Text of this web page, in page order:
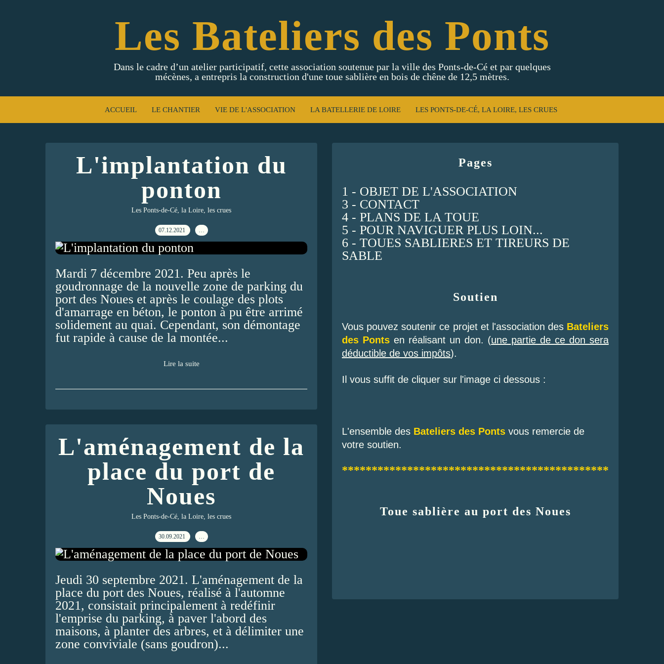
Les Bateliers des Ponts
Dans le cadre d’un atelier participatif, cette association soutenue par la ville des Ponts-de-Cé et par quelques
mécènes, a entrepris la construction d'une toue sablière en bois de chêne de 12,5 mètres.
ACCUEIL LE CHANTIER VIE DE L'ASSOCIATION LA BATELLERIE DE LOIRE LES PONTS-DE-CÉ, LA LOIRE, LES CRUES
L'implantation du
ponton
Les Ponts-de-Cé, la Loire, les crues
07.12.2021 …
Mardi 7 décembre 2021. Peu après le
goudronnage de la nouvelle zone de parking du
port des Noues et après le coulage des plots
d'amarrage en béton, le ponton à pu être arrimé
solidement au quai. Cependant, son démontage
fut rapide à cause de la montée...
Lire la suite
L'aménagement de la
place du port de
Noues
Les Ponts-de-Cé, la Loire, les crues
30.09.2021 …
Jeudi 30 septembre 2021. L'aménagement de la
place du port des Noues, réalisé à l'automne
2021, consistait principalement à redéfinir
l'emprise du parking, à paver l'abord des
maisons, à planter des arbres, et à délimiter une
zone conviviale (sans goudron)...
Pages
1 - OBJET DE L'ASSOCIATION
3 - CONTACT
4 - PLANS DE LA TOUE
5 - POUR NAVIGUER PLUS LOIN...
6 - TOUES SABLIERES ET TIREURS DE
SABLE
Soutien
Vous pouvez soutenir ce projet et l'association des Bateliers
des Ponts en réalisant un don. (une partie de ce don sera
déductible de vos impôts).
Il vous suffit de cliquer sur l'image ci dessous :
L'ensemble des Bateliers des Ponts vous remercie de
votre soutien.
*********************************************
Toue sablière au port des Noues